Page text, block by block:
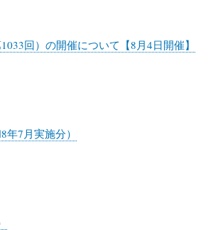
回）の開催について【8月4日開催】
7月実施分）